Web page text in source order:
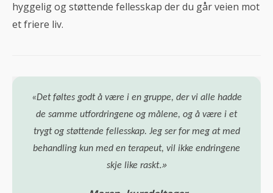
hyggelig og støttende fellesskap der du går veien mot
et friere liv.
«Det føltes godt å være i en gruppe, der vi alle hadde
de samme utfordringene og målene, og å være i et
trygt og støttende fellesskap. Jeg ser for meg at med
behandling kun med en terapeut, vil ikke endringene
skje like raskt.»